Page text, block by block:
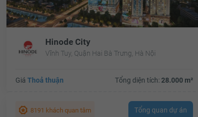
Hinode City
Vĩnh Tuy, Quận Hai Bà Trưng, Hà Nội
Giá Thoả thuận Tổng diện tích: 28.000 m²
8191 khách quan tâm Tổng quan dự án